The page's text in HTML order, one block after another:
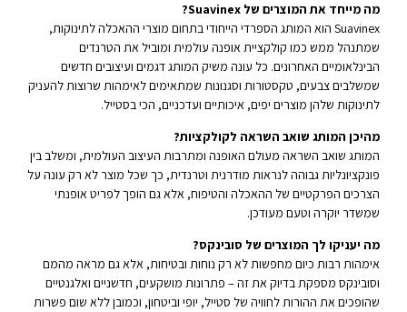
מה מייחד את המוצרים של Suavinex?
Suavinex הוא המותג הספרדי הייחודי בתחום מוצרי ההאכלה לתינוקות,
שמתנהל ממש כמו קולקציית אופנה עולמית ומוביל את הטרנדים
הבינלאומיים האחרונים. כל עונה משיק המותג דגמים ועיצובים חדשים
שמשלבים צבעים, טקסטורות וסגנונות שמתאימים לאימהות שרוצות להעניק
לתינוקות שלהן מוצרים יפים, איכותיים ועדכניים, הכי בסטייל.
מהיכן המותג שואב השראה לקולקציות?
המותג שואב השראה מעולם האופנה ומתרבות העיצוב העולמית, ומשלב בין
פונקציונליות גבוהה לנראות מודרנית וטרנדית, כך שכל מוצר לא רק עונה על
הצרכים הפרקטיים של ההאכלה והטיפוח, אלא גם הופך לפריט אופנתי
שמשדר יוקרה וטעם מעודכן.
מה יעניקו לך המוצרים של סובינקס?
אימהות רבות כיום מחפשות לא רק נוחות ובטיחות, אלא גם מראה מהמם
וסובינקס מספקת בדיוק את זה – פתרונות מושקעים, חדשניים ואלגנטיים
שהופכים את ההורות לחוויה של סטייל, יופי וביטחון, וכמובן ללא שום פשרות